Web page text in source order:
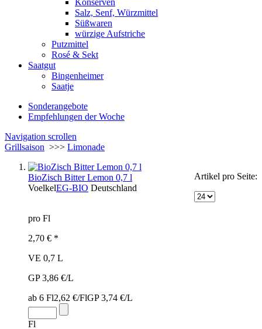
Konserven
Salz, Senf, Würzmittel
Süßwaren
würzige Aufstriche
Putzmittel
Rosé & Sekt
Saatgut
Bingenheimer
Saatje
Sonderangebote
Empfehlungen der Woche
Navigation scrollen
Grillsaison >>> Limonade
Artikel pro Seite:
BioZisch Bitter Lemon 0,7 l
VoelkelEG-BIO Deutschland
pro Fl
2,70 € *
VE 0,7 L
GP 3,86 €/L
ab 6 Fl2,62 €/FlGP 3,74 €/L
Fl